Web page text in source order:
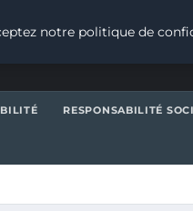
RESPONSABILITÉ
notre politique de